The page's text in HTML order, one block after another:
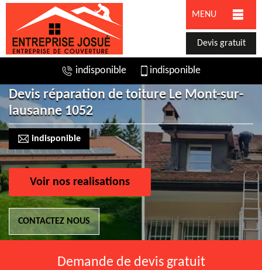
MENU
Devis gratuit
indisponible indisponible
Devis réparation de toiture Le Mont-sur-
lausanne 1052
indisponible
Voir nos realisations
CONTACTEZ NOUS
Demande de devis gratuit